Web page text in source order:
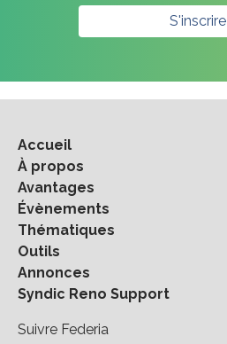
S'inscrire
Accueil
À propos
Avantages
Évènements
Thématiques
Outils
Annonces
Syndic Reno Support
Suivre Federia